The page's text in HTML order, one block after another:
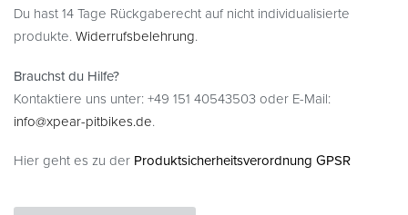
Du hast 14 Tage Rückgaberecht auf nicht individualisierte
produkte. Widerrufsbelehrung.
Brauchst du Hilfe?
Kontaktiere uns unter: +49 151 40543503 oder E-Mail:
info@xpear-pitbikes.de.
Hier geht es zu der Produktsicherheitsverordnung GPSR